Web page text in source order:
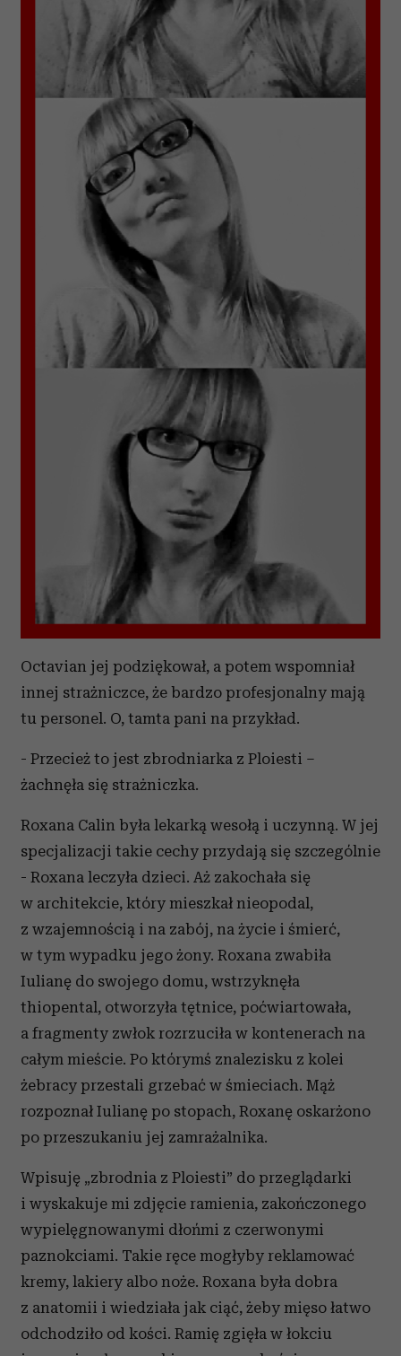
Octavian jej podziękował, a potem wspomniał
innej strażniczce, że bardzo profesjonalny mają
tu personel. O, tamta pani na przykład.
- Przecież to jest zbrodniarka z Ploiesti –
żachnęła się strażniczka.
Roxana Calin była lekarką wesołą i uczynną. W jej
specjalizacji takie cechy przydają się szczególnie
- Roxana leczyła dzieci. Aż zakochała się
w architekcie, który mieszkał nieopodal,
z wzajemnością i na zabój, na życie i śmierć,
w tym wypadku jego żony. Roxana zwabiła
Iulianę do swojego domu, wstrzyknęła
thiopental, otworzyła tętnice, poćwiartowała,
a fragmenty zwłok rozrzuciła w kontenerach na
całym mieście. Po którymś znalezisku z kolei
żebracy przestali grzebać w śmieciach. Mąż
rozpoznał Iulianę po stopach, Roxanę oskarżono
po przeszukaniu jej zamrażalnika.
Wpisuję „zbrodnia z Ploiesti” do przeglądarki
i wyskakuje mi zdjęcie ramienia, zakończonego
wypielęgnowanymi dłońmi z czerwonymi
paznokciami. Takie ręce mogłyby reklamować
kremy, lakiery albo noże. Roxana była dobra
z anatomii i wiedziała jak ciąć, żeby mięso łatwo
odchodziło od kości. Ramię zgięła w łokciu